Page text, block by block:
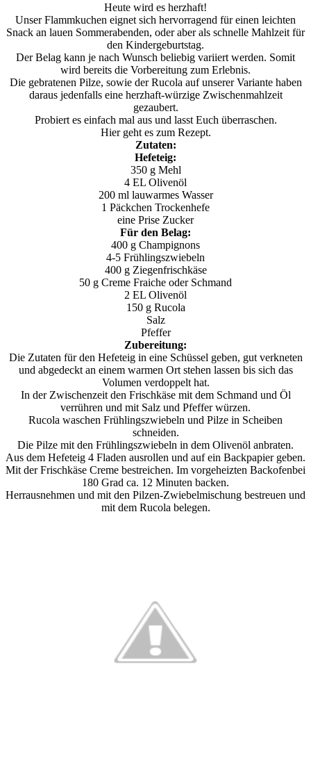
Heute wird es herzhaft!
Unser Flammkuchen eignet sich hervorragend für einen leichten
Snack an lauen Sommerabenden, oder aber als schnelle Mahlzeit für
den Kindergeburtstag.
Der Belag kann je nach Wunsch beliebig variiert werden. Somit
wird bereits die Vorbereitung zum Erlebnis.
Die gebratenen Pilze, sowie der Rucola auf unserer Variante haben
daraus jedenfalls eine herzhaft-würzige Zwischenmahlzeit
gezaubert.
Probiert es einfach mal aus und lasst Euch überraschen.
Hier geht es zum Rezept.
Zutaten:
Hefeteig:
350 g Mehl
4 EL Olivenöl
200 ml lauwarmes Wasser
1 Päckchen Trockenhefe
eine Prise Zucker
Für den Belag:
400 g Champignons
4-5 Frühlingszwiebeln
400 g Ziegenfrischkäse
50 g Creme Fraiche oder Schmand
2 EL Olivenöl
150 g Rucola
Salz
Pfeffer
Zubereitung:
Die Zutaten für den Hefeteig in eine Schüssel geben, gut verkneten
und abgedeckt an einem warmen Ort stehen lassen bis sich das
Volumen verdoppelt hat.
In der Zwischenzeit den Frischkäse mit dem Schmand und Öl
verrühren und mit Salz und Pfeffer würzen.
Rucola waschen Frühlingszwiebeln und Pilze in Scheiben
schneiden.
Die Pilze mit den Frühlingszwiebeln in dem Olivenöl anbraten.
Aus dem Hefeteig 4 Fladen ausrollen und auf ein Backpapier geben.
Mit der Frischkäse Creme bestreichen. Im vorgeheizten Backofenbei
180 Grad ca. 12 Minuten backen.
Herrausnehmen und mit den Pilzen-Zwiebelmischung bestreuen und
mit dem Rucola belegen.